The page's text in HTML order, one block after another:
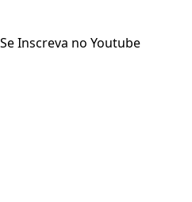
Se Inscreva no Youtube